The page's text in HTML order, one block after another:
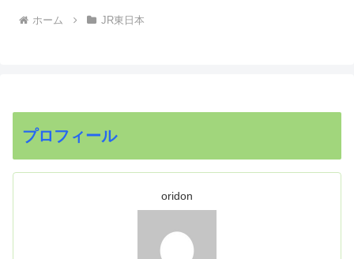
ホーム JR東日本
プロフィール
oridon